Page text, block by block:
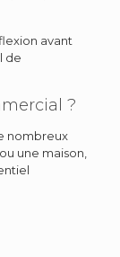
avant
de
?
nombreux
une maison,